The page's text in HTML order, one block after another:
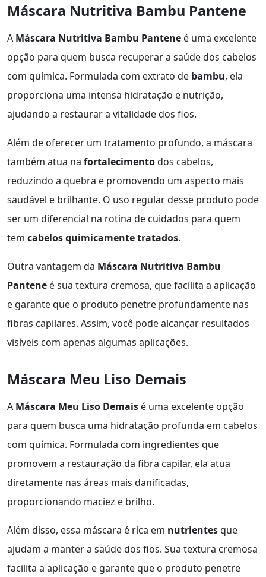
Máscara Nutritiva Bambu Pantene
A Máscara Nutritiva Bambu Pantene é uma excelente
opção para quem busca recuperar a saúde dos cabelos
com química. Formulada com extrato de bambu, ela
proporciona uma intensa hidratação e nutrição,
ajudando a restaurar a vitalidade dos fios.
Além de oferecer um tratamento profundo, a máscara
também atua na fortalecimentodos cabelos,
reduzindo a quebra e promovendo um aspecto mais
saudável e brilhante. O uso regular desse produto pode
ser um diferencial na rotina de cuidados para quem
tem cabelos quimicamente tratados.
Outra vantagem da Máscara Nutritiva Bambu
Pantene é sua textura cremosa, que facilita a aplicação
e garante que o produto penetre profundamente nas
fibras capilares. Assim, você pode alcançar resultados
visíveis com apenas algumas aplicações.
Máscara Meu Liso Demais
A Máscara Meu Liso Demais é uma excelente opção
para quem busca uma hidratação profunda em cabelos
com química. Formulada com ingredientes que
promovem a restauração da fibra capilar, ela atua
diretamente nas áreas mais danificadas,
proporcionando maciez e brilho.
Além disso, essa máscara é rica em nutrientesque
ajudam a manter a saúde dos fios. Sua textura cremosa
facilita a aplicação e garante que o produto penetre